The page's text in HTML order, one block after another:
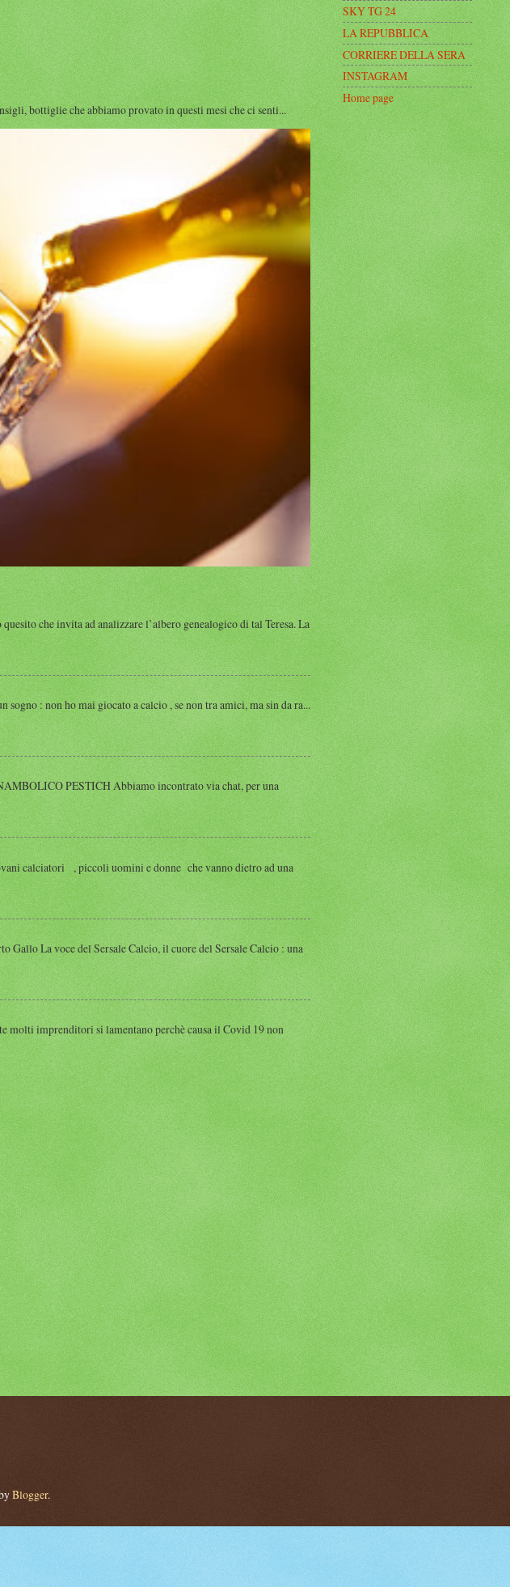
bottiglie che abbiamo provato in questi mesi che ci senti...
che invita ad analizzare l’albero genealogico di tal Teresa. La
: non ho mai giocato a calcio , se non tra amici, ma sin da ra...
PESTICH Abbiamo incontrato via chat, per una
calciatori , piccoli uomini e donne che vanno dietro ad una
La voce del Sersale Calcio, il cuore del Sersale Calcio : una
imprenditori si lamentano perchè causa il Covid 19 non
SKY TG 24
LA REPUBBLICA
CORRIERE DELLA SERA
INSTAGRAM
Home page
Blogger.